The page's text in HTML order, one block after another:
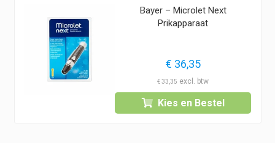
Bayer – Microlet Next
Prikapparaat
€ 36,35
€33,35
Kies en Bestel